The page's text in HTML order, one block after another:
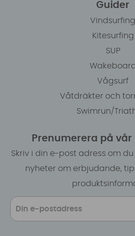
Guider
Vindsurfing
Kitesurfing
SUP
Wakeboard
Vågsurf
Våtdräkter och
Swimrun/
Prenumerera på
Skriv i din e-post adress om
nyheter om erbjudande,